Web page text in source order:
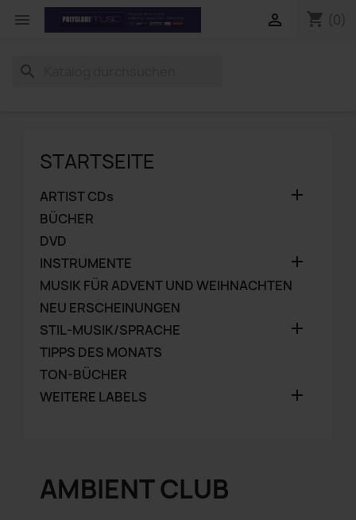
 shopping_cart (0)

search
STARTSEITE
ARTIST CDs 
BÜCHER
DVD
INSTRUMENTE

MUSIK FÜR ADVENT UND WEIHNACHTEN
NEU ERSCHEINUNGEN
STIL-MUSIK/SPRACHE

TIPPS DES MONATS
TON-BÜCHER
WEITERE LABELS

AMBIENT CLUB